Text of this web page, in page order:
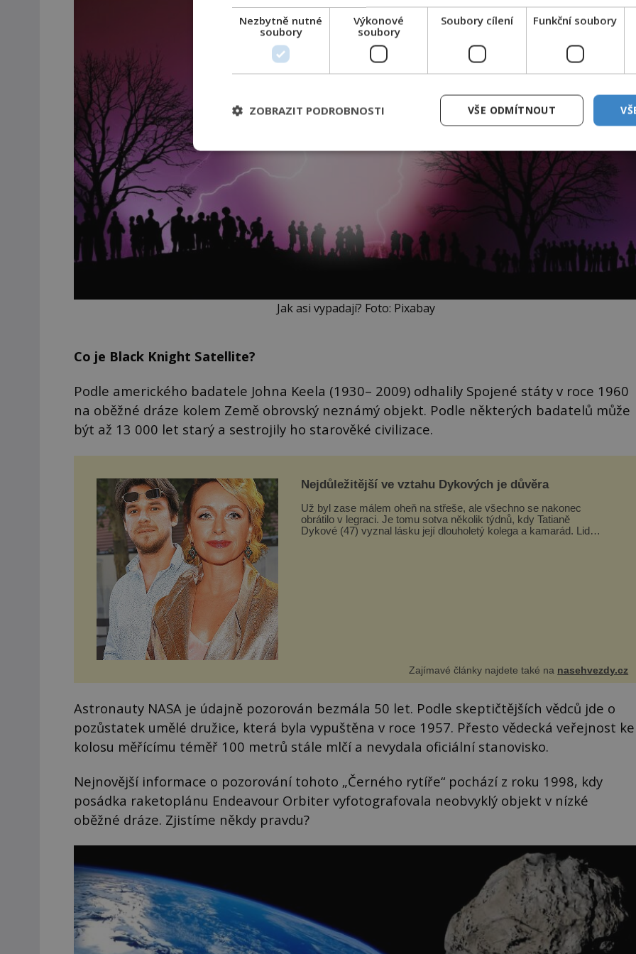
Jak asi vypadají? Foto: Pixabay
Co je Black Knight Satellite?
Podle amerického badatele Johna Keela (1930– 2009) odhalily Spojené státy v roce 1960
na oběžné dráze kolem Země obrovský neznámý objekt. Podle některých badatelů může
být až 13 000 let starý a sestrojily ho starověké civilizace.
Nejdůležitější ve vztahu Dykových je důvěra
Už byl zase málem oheň na střeše, ale všechno se nakonec
obrátilo v legraci. Je tomu sotva několik týdnů, kdy Tatianě
Dykové (47) vyznal lásku její dlouholetý kolega a kamarád. Lidé
Zajímavé články najdete také na nasehvezdy.cz
Astronauty NASA je údajně pozorován bezmála 50 let. Podle skeptičtějších vědců jde o
pozůstatek umělé družice, která byla vypuštěna v roce 1957. Přesto vědecká veřejnost ke
kolosu měřícímu téměř 100 metrů stále mlčí a nevydala oficiální stanovisko.
Nejnovější informace o pozorování tohoto „Černého rytíře“ pochází z roku 1998, kdy
posádka raketoplánu Endeavour Orbiter vyfotografovala neobvyklý objekt v nízké
oběžné dráze. Zjistíme někdy pravdu?
Nezbytně nutné
soubory
Výkonové
soubory
Soubory cílení Funkční soubory
VŠE ODMÍTNOUT
ZOBRAZIT PODROBNOSTI